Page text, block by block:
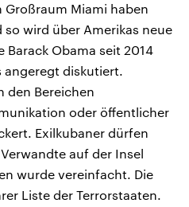
Großraum Miami haben
so wird über Amerikas neue
Barack Obama seit 2014
angeregt diskutiert.
den Bereichen
oder öffentlicher
Exilkubaner dürfen
auf der Insel
wurde vereinfacht. Die
Liste der Terrorstaaten.